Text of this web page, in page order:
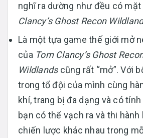
nghĩ ra dường như đều có mặt
Clancy’s Ghost Recon
Là một tựa game thế giới mở
của Tom Clancy’s Ghost
Wildlandscũng rất “mở”. Với
trong tổ đội của mình cùng
khí, trang bị đa dạng và có
bạn có thể vạch ra và thi
chiến lược khác nhau trong